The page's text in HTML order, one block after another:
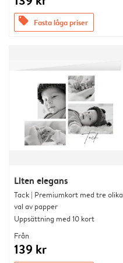
offers Fasta låga priser
Liten elegans
Tack | Premiumkort med tre olika
val av papper
Uppsättning med 10 kort
Från
139 kr